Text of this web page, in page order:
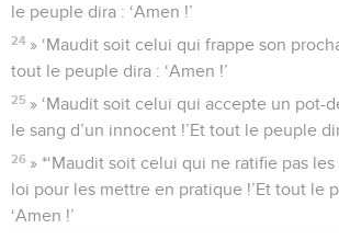
le peuple dira : ‘Amen !’
24 » ‘Maudit soit celui qui frappe son
tout le peuple dira : ‘Amen !’
25 » ‘Maudit soit celui qui accepte un pot-
le sang d’un innocent !’Et tout le peuple
26 » *‘Maudit soit celui qui ne ratifie pas
loi pour les mettre en pratique !’Et tout le
‘Amen !’